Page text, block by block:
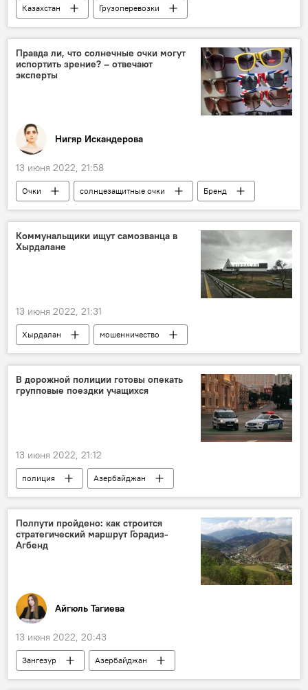
Казахстан
Грузоперевозки
Документы
Экономика
сотрудничество
Азербайджан
Правда ли, что солнечные очки могут
испортить зрение? – отвечают
эксперты
Нигяр Искандерова
13 июня 2022, 21:58
Очки солнцезащитные очки
Бренд
Здоровье
Экономика
Потребители
Союз свободных потребителей
Коммунальщики ищут самозванца в
Хырдалане
13 июня 2022, 21:31
Хырдалан
мошенничество
самозванцы
ОАО Azərsu
ЖИЗНЬ
Происшествия
Вымогательство
В дорожной полиции готовы опекать
групповые поездки учащихся
13 июня 2022, 21:12
полиция
Азербайджан
Главное управление государственной дорожной полиции (ГУГДП) МВД АР
учащиеся
ЖИЗНЬ
безопасность
Полпути пройдено: как строится
стратегический маршрут Горадиз-
Агбенд
Айгюль Тагиева
13 июня 2022, 20:43
Зангезур
Азербайджан
Зангезурский коридор
строительство